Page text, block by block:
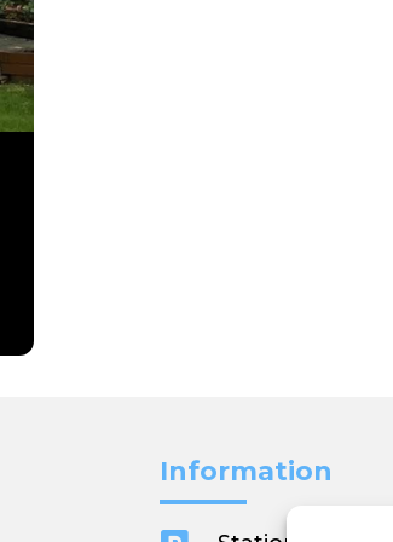
Information